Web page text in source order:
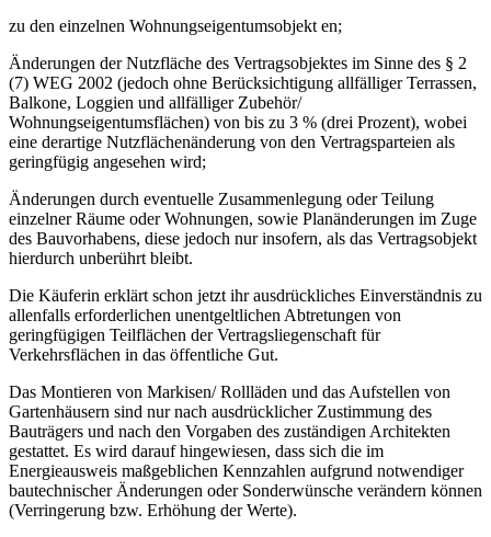
zu den einzelnen Wohnungseigentumsobjekt en;
Änderungen der Nutzfläche des Vertragsobjektes im Sinne des § 2
(7) WEG 2002 (jedoch ohne Berücksichtigung allfälliger Terrassen,
Balkone, Loggien und allfälliger Zubehör/
Wohnungseigentumsflächen) von bis zu 3 % (drei Prozent), wobei
eine derartige Nutzflächenänderung von den Vertragsparteien als
geringfügig angesehen wird;
Änderungen durch eventuelle Zusammenlegung oder Teilung
einzelner Räume oder Wohnungen, sowie Planänderungen im Zuge
des Bauvorhabens, diese jedoch nur insofern, als das Vertragsobjekt
hierdurch unberührt bleibt.
Die Käuferin erklärt schon jetzt ihr ausdrückliches Einverständnis zu
allenfalls erforderlichen unentgeltlichen Abtretungen von
geringfügigen Teilflächen der Vertragsliegenschaft für
Verkehrsflächen in das öffentliche Gut.
Das Montieren von Markisen/ Rollläden und das Aufstellen von
Gartenhäusern sind nur nach ausdrücklicher Zustimmung des
Bauträgers und nach den Vorgaben des zuständigen Architekten
gestattet. Es wird darauf hingewiesen, dass sich die im
Energieausweis maßgeblichen Kennzahlen aufgrund notwendiger
bautechnischer Änderungen oder Sonderwünsche verändern können
(Verringerung bzw. Erhöhung der Werte).